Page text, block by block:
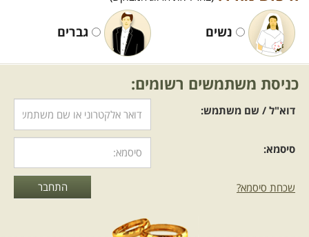
נשים גברים
כניסת משתמשים רשומים:
דוא"ל / שם משתמש:
סיסמא:
שכחת סיסמא?